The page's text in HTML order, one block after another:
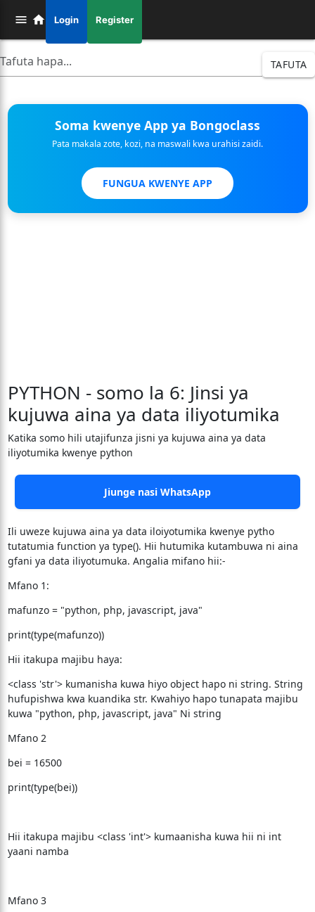
Login Register
TAFUTA
Soma kwenye App ya Bongoclass
Pata makala zote, kozi, na maswali kwa urahisi zaidi.
FUNGUA KWENYE APP
PYTHON - somo la 6: Jinsi ya
kujuwa aina ya data iliyotumika
Katika somo hili utajifunza jisni ya kujuwa aina ya data
iliyotumika kwenye python
Jiunge nasi WhatsApp
Ili uweze kujuwa aina ya data iloiyotumika kwenye pytho
tutatumia function ya type(). Hii hutumika kutambuwa ni aina
gfani ya data iliyotumuka. Angalia mifano hii:-
Mfano 1:
mafunzo = "python, php, javascript, java"
print(type(mafunzo))
Hii itakupa majibu haya:
<class 'str'> kumanisha kuwa hiyo object hapo ni string. String
hufupishwa kwa kuandika str. Kwahiyo hapo tunapata majibu
kuwa "python, php, javascript, java" Ni string
Mfano 2
bei = 16500
print(type(bei))
Hii itakupa majibu <class 'int'> kumaanisha kuwa hii ni int
yaani namba
Mfano 3